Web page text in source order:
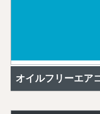
オイルフリーエア